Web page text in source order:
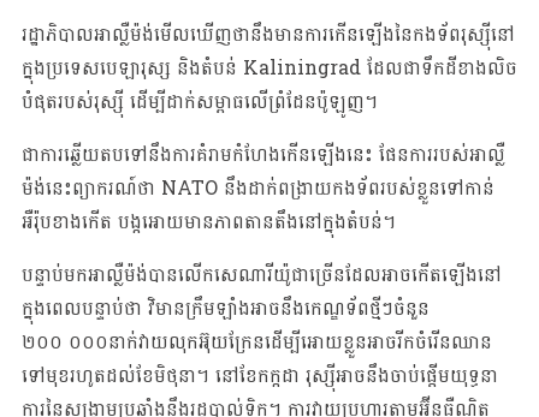
រដ្ឋាភិបាលអាល្លឺម៉ង់មើលឃើញថានឹងមានការកើនឡើងនៃកងទ័ពរុស្ស៊ីនៅ
ក្នុងប្រទេសបេឡារុស្ស និងតំបន់ Kaliningrad ដែលជាទឹកដីខាងលិច
បំផុតរបស់រុស្ស៊ី ដើម្បីដាក់សម្ពាធលើព្រំដែនប៉ូឡូញ។
ជាការឆ្លើយតបទៅនឹងការគំរាមកំហែងកើនឡើងនេះ ផែនការរបស់អាល្លឺ
ម៉ង់នេះព្យាករណ៍ថា NATO នឹងដាក់ពង្រាយកងទ័ពរបស់ខ្លួនទៅកាន់
អឺរ៉ុបខាងកើត បង្កអោយមានភាពតានតឹងនៅក្នុងតំបន់។
បន្ទាប់មកអាល្លឺម៉ង់បានលើកសេណារីយ៉ូជាច្រើនដែលអាចកើតឡើងនៅ
ក្នុងពេលបន្ទាប់ថា វិមានក្រឹមឡាំងអាចនឹងកេណ្ឌទ័ពថ្មីៗចំនួន​​​
២០០ ០០០នាក់វាយលុកអ៊ុយក្រែនដើម្បីអោយខ្លួនអាចរីកចំរើនឈាន
ទៅមុខរហូតដល់ខែមិថុនា។ នៅខែកក្កដា រុស្ស៊ីអាចនឹងចាប់ផ្តើមយុទ្ធនា
ការនៃសង្គ្រាមប្រឆាំងនឹងរដ្ឋបាល់ទិក។ ការវាយប្រហារតាមអ៊ីនធឺណិត